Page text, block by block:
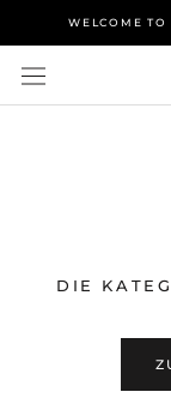
WELCOME
DIE